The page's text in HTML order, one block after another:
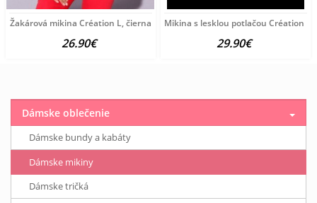
Žakárová mikina Création L, čierna
26.90€
Mikina s lesklou potlačou Création L,
29.90€
Dámske oblečenie
Dámske bundy a kabáty
Dámske mikiny
Dámske tričká